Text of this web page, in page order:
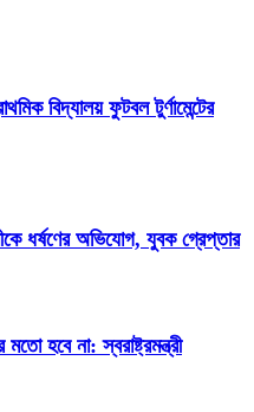
বিদ্যালয় ফুটবল টুর্ণামেন্টের
ধর্ষণের অভিযোগ, যুবক গ্রেপ্তার
হবে না: স্বরাষ্ট্রমন্ত্রী